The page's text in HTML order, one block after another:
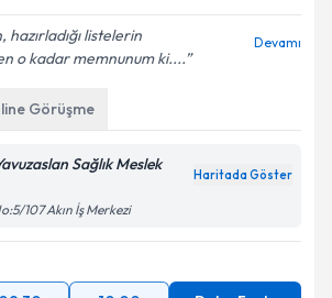
hazırladığı listelerin
o kadar memnunum ki....
Devamı
Görüşme
Sağlık Meslek
Haritada Göster
107 Akın İş Merkezi